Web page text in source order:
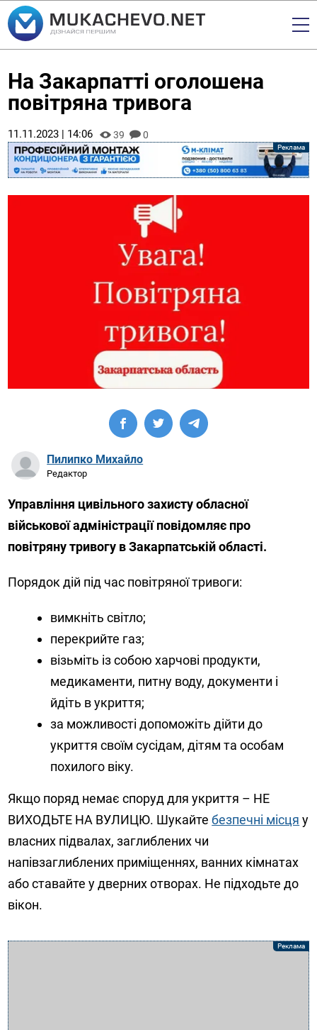
На Закарпатті оголошена
повітряна тривога
11.11.2023 | 14:06 39 0
Пилипко Михайло
Редактор
Управління цивільного захисту обласної
військової адміністрації повідомляє про
повітряну тривогу в Закарпатській області.
Порядок дій під час повітряної тривоги:
вимкніть світло;
перекрийте газ;
візьміть із собою харчові продукти,
медикаменти, питну воду, документи і
йдіть в укриття;
за можливості допоможіть дійти до
укриття своїм сусідам, дітям та особам
похилого віку.
Якщо поряд немає споруд для укриття – НЕ
ВИХОДЬТЕ НА ВУЛИЦЮ. Шукайтебезпечні місця у
власних підвалах, заглиблених чи
напівзаглиблених приміщеннях, ванних кімнатах
або ставайте у дверних отворах. Не підходьте до
вікон.